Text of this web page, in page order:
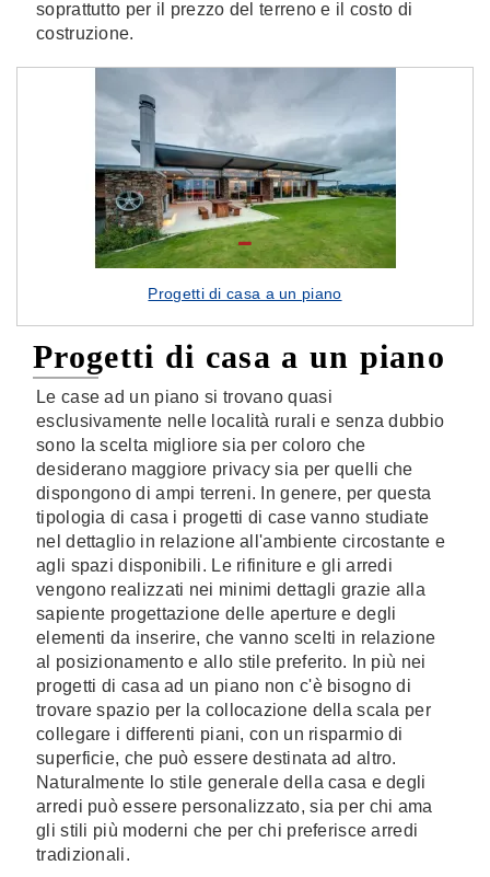
soprattutto per il prezzo del terreno e il costo di
costruzione.
Progetti di casa a un piano
Progetti di casa a un piano
Le case ad un piano si trovano quasi
esclusivamente nelle località rurali e senza dubbio
sono la scelta migliore sia per coloro che
desiderano maggiore privacy sia per quelli che
dispongono di ampi terreni. In genere, per questa
tipologia di casa i progetti di case vanno studiate
nel dettaglio in relazione all'ambiente circostante e
agli spazi disponibili. Le rifiniture e gli arredi
vengono realizzati nei minimi dettagli grazie alla
sapiente progettazione delle aperture e degli
elementi da inserire, che vanno scelti in relazione
al posizionamento e allo stile preferito. In più nei
progetti di casa ad un piano non c'è bisogno di
trovare spazio per la collocazione della scala per
collegare i differenti piani, con un risparmio di
superficie, che può essere destinata ad altro.
Naturalmente lo stile generale della casa e degli
arredi può essere personalizzato, sia per chi ama
gli stili più moderni che per chi preferisce arredi
tradizionali.